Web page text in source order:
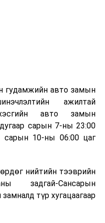
ашиглаж
хувьд шаталтын дараа
ашигт эрдсийг сэргээн
Өмнөд Солонгос
технологийг ашиглаж
шатаах үйлдвэрээс
авах технологи
төвлөрсөн лаг
дулаан, цахилгаан
гудамжийн авто замын
ажилтай
авто замын
сарын 7-ны 23:00
сарын 10-ны 06:00 цаг
нийтийн тээврийн
задгай-Сансарын
түр хугацаагаар